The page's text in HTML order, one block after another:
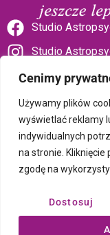
Cenimy
Używamy plików
wyświetlać reklamy
indywidualnych
na stronie. Kliknięcie
zgodę na
Dostosuj
Studio
Studio
Sklep Talizman
Wszystkie treści